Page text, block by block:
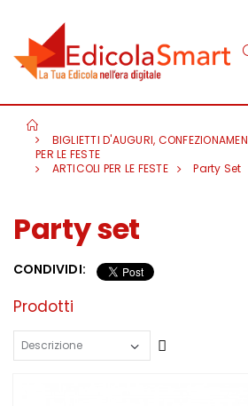
BIGLIETTI D'AUGURI,
PER LE FESTE
ARTICOLI PER LE FESTE
Party Set
Party set
CONDIVIDI:
Prodotti